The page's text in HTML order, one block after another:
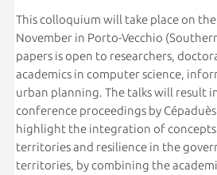
This colloquium will take place on
November in Porto-Vecchio
papers is open to researchers,
academics in computer science,
urban planning. The talks will result
conference proceedings by
highlight the integration of concepts
territories and resilience in the
territories, by combining the